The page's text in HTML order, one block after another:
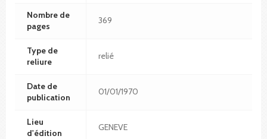
Nombre de
pages
369
Type de
reliure
relié
Date de
publication
01/01/1970
Lieu
d'édition
GENEVE